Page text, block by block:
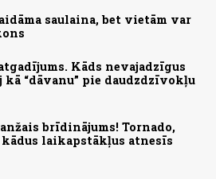
saulaina, bet vietām var
Kāds nevajadzīgus
kā “dāvanu” pie daudzdzīvokļu
brīdinājums! Tornado,
laikapstākļus atnesīs